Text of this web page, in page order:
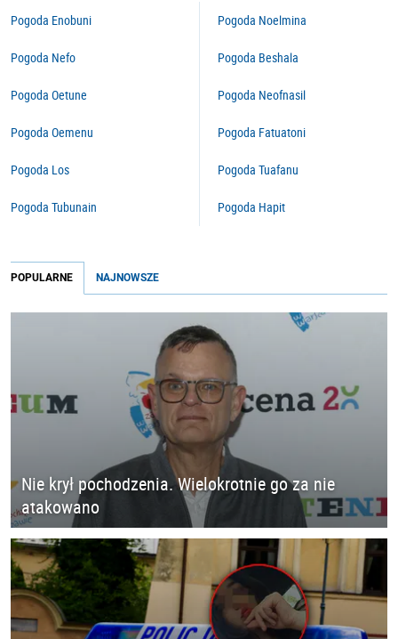
Pogoda Enobuni
Pogoda Nefo
Pogoda Oetune
Pogoda Oemenu
Pogoda Los
Pogoda Tubunain
Pogoda Noelmina
Pogoda Beshala
Pogoda Neofnasil
Pogoda Fatuatoni
Pogoda Tuafanu
Pogoda Hapit
POPULARNE NAJNOWSZE
Nie krył pochodzenia. Wielokrotnie go za nie
atakowano